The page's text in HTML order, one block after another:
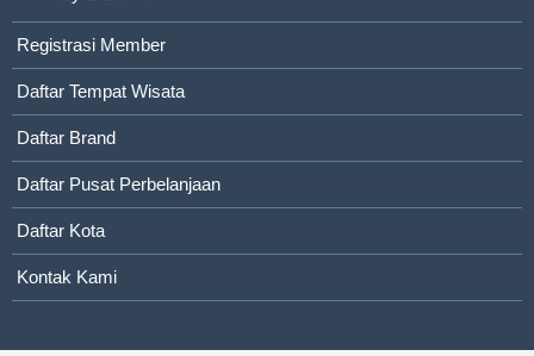
Registrasi Member
Daftar Tempat Wisata
Daftar Brand
Daftar Pusat Perbelanjaan
Daftar Kota
Kontak Kami